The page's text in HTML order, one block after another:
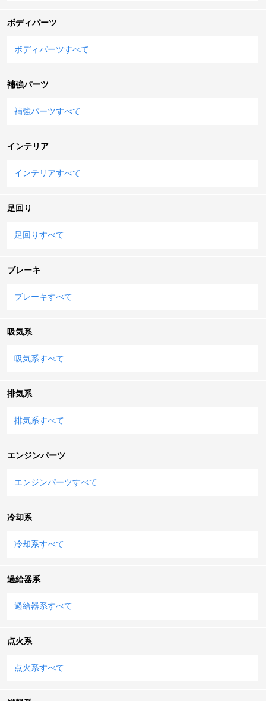
ボディパーツ
ボディパーツすべて
補強パーツ
補強パーツすべて
インテリア
インテリアすべて
足回り
足回りすべて
ブレーキ
ブレーキすべて
吸気系
吸気系すべて
排気系
排気系すべて
エンジンパーツ
エンジンパーツすべて
冷却系
冷却系すべて
過給器系
過給器系すべて
点火系
点火系すべて